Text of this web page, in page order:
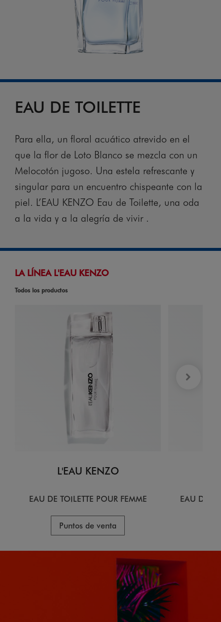
EAU DE TOILETTE
Para ella, un floral acuático atrevido en el
que la flor de Loto Blanco se mezcla con un
Melocotón jugoso. Una estela refrescante y
singular para un encuentro chispeante con la
piel. L’EAU KENZO Eau de Toilette, una oda
a la vida y a la alegría de vivir .
LA LÍNEA L'EAU KENZO
Todos los productos
L'EAU KENZO
EAU DE TOILETTE POUR FEMME
Puntos de venta
EAU DE